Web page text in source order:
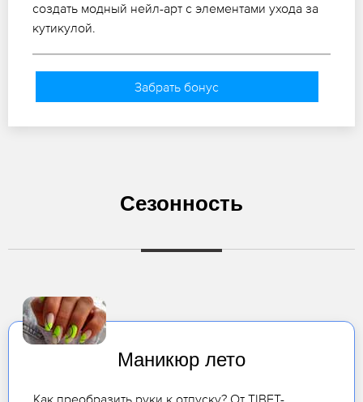
создать модный нейл-арт с элементами ухода за
кутикулой.
Забрать бонус
Сезонность
Маникюр лето
Как преобразить руки к отпуску? От TIBET-